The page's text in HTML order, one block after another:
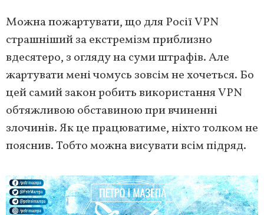
Можна пожартувати, що для Росії VPN
страшніший за екстремізм приблизно
вдесятеро, з огляду на суми штрафів. Але
жартувати мені чомусь зовсім не хочеться. Бо
цей самий закон робить використання VPN
обтяжливою обставиною при вчиненні
злочинів. Як це працюватиме, ніхто толком не
пояснив. Тобто можна висувати всім підряд.